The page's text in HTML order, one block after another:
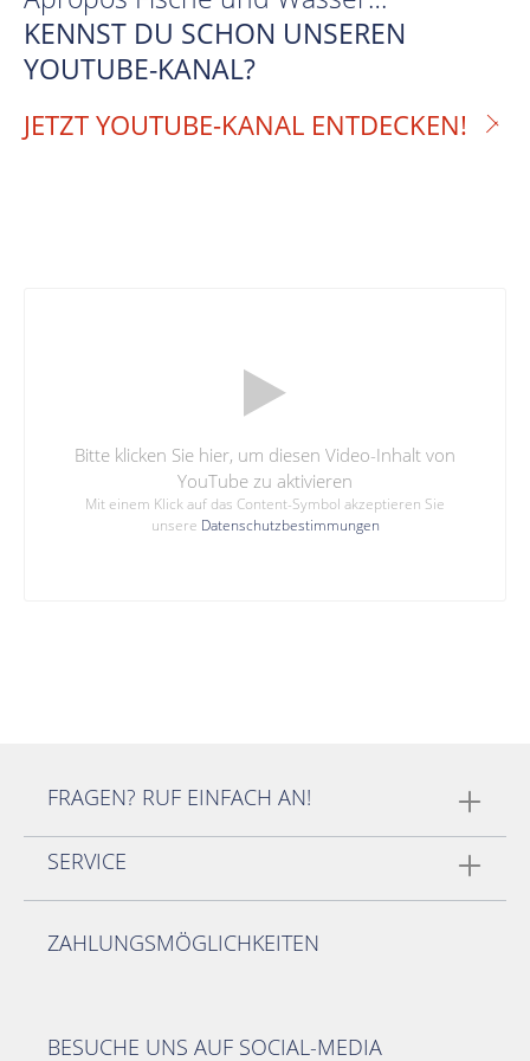
KENNST DU SCHON UNSEREN
YOUTUBE-KANAL?
JETZT YOUTUBE-KANAL ENTDECKEN!
Bitte klicken Sie hier, um diesen Video-Inhalt von
YouTube zu aktivieren
Mit einem Klick auf das Content-Symbol akzeptieren Sie
unsere Datenschutzbestimmungen
FRAGEN? RUF EINFACH AN!
SERVICE
ZAHLUNGSMÖGLICHKEITEN
BESUCHE UNS AUF SOCIAL-MEDIA